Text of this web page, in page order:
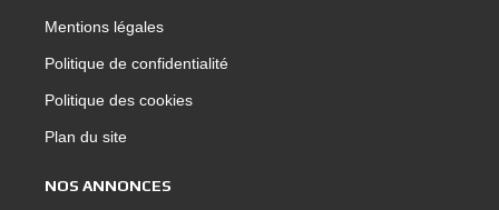
Mentions légales
Politique de confidentialité
Politique des cookies
Plan du site
NOS ANNONCES